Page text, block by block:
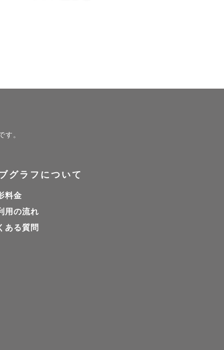
ながら盛
鋼メーカ
っと不安
。
グラフについて
料金
用の流れ
ある質問